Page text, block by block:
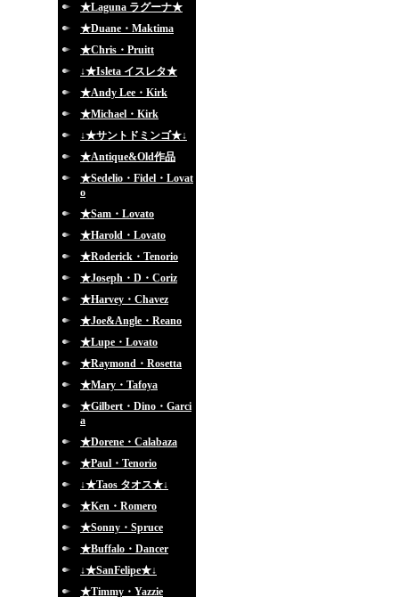
★Laguna ラグーナ★
★Duane・Maktima
★Chris・Pruitt
↓★Isleta イスレタ★
★Andy Lee・Kirk
★Michael・Kirk
↓★サントドミンゴ★↓
★Antique&Old作品
★Sedelio・Fidel・Lovat
o
★Sam・Lovato
★Harold・Lovato
★Roderick・Tenorio
★Joseph・D・Coriz
★Harvey・Chavez
★Joe&Angle・Reano
★Lupe・Lovato
★Raymond・Rosetta
★Mary・Tafoya
★Gilbert・Dino・Garci
a
★Dorene・Calabaza
★Paul・Tenorio
↓★Taos タオス★↓
★Ken・Romero
★Sonny・Spruce
★Buffalo・Dancer
↓★SanFelipe★↓
★Timmy・Yazzie